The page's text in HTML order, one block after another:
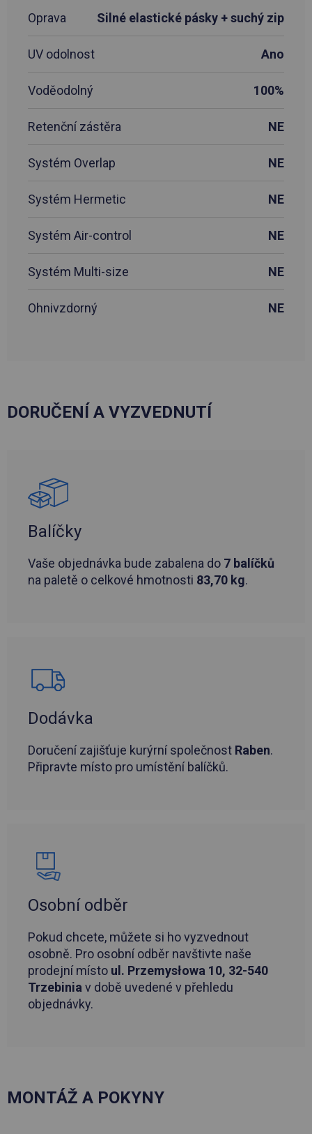
Oprava Silné elastické pásky + suchý zip
UV odolnost Ano
Voděodolný 100%
Retenční zástěra NE
Systém Overlap NE
Systém Hermetic NE
Systém Air-control NE
Systém Multi-size NE
Ohnivzdorný NE
DORUČENÍ A VYZVEDNUTÍ
Balíčky
Vaše objednávka bude zabalena do 7 balíčků
na paletě o celkové hmotnosti 83,70 kg.
Dodávka
Doručení zajišťuje kurýrní společnost Raben.
Připravte místo pro umístění balíčků.
Osobní odběr
Pokud chcete, můžete si ho vyzvednout
osobně. Pro osobní odběr navštivte naše
prodejní místo ul. Przemysłowa 10, 32-540
Trzebiniav době uvedené v přehledu
objednávky.
MONTÁŽ A POKYNY